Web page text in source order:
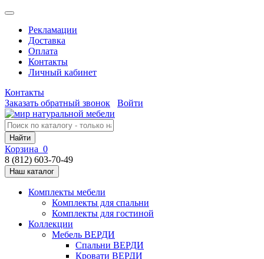
Рекламации
Доставка
Оплата
Контакты
Личный кабинет
Контакты
Заказать обратный звонок
Войти
Найти
Корзина 0
8 (812) 603-70-49
Наш каталог
Комплекты мебели
Комплекты для спальни
Комплекты для гостиной
Коллекции
Мебель ВЕРДИ
Спальни ВЕРДИ
Кровати ВЕРДИ